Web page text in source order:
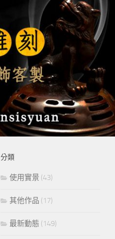
分類
使用實景 (43)
其他作品 (17)
最新動態 (149)